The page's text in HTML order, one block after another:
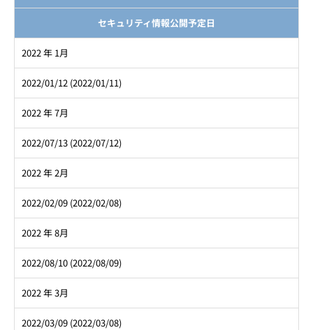
セキュリティ情報公開予定日
2022 年 1月
2022/01/12 (2022/01/11)
2022 年 7月
2022/07/13 (2022/07/12)
2022 年 2月
2022/02/09 (2022/02/08)
2022 年 8月
2022/08/10 (2022/08/09)
2022 年 3月
2022/03/09 (2022/03/08)